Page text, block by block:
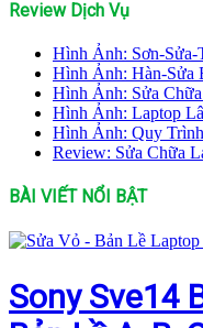
Review Dịch Vụ
Hình Ảnh: Sơn-
Hình Ảnh: Hàn-Sửa
Hình Ảnh: Sửa
Hình Ảnh: Laptop
Hình Ảnh: Quy
Review: Sửa Chữa
BÀI VIẾT NỔI BẬT
Sony Sve14